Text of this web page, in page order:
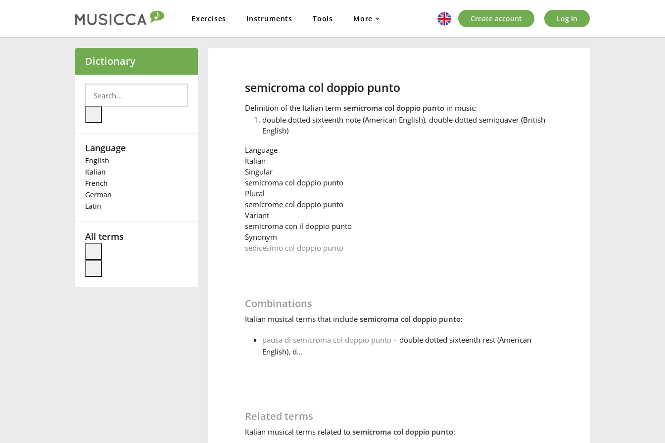
Exercises Instruments Tools More
Български
Deutsch
Français
Create account Log in
Dictionary
Language
English
Italian
French
German
Latin
All terms
semicroma col doppio punto
Definition of the Italian term semicroma col doppio puntoin music:
double dotted sixteenth note (American English), double dotted semiquaver (British
English)
Language
Italian
Singular
semicroma col doppio punto
Plural
semicrome col doppio punto
Variant
semicroma con il doppio punto
Synonym
sedicesimo col doppio punto
Combinations
Italian musical terms that include semicroma col doppio punto:
pausa di semicroma col doppio punto – double dotted sixteenth rest (American
English), d...
Related terms
Italian musical terms related to semicroma col doppio punto: